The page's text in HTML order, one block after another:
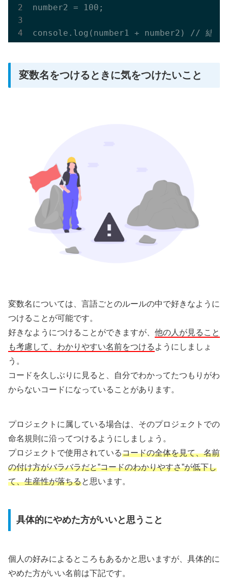
number2 = 100;
変数名をつけるときに気をつけたいこと
変数名については、言語ごとのルールの中で好きなように
つけることが可能です。
好きなようにつけることができますが、 他の人が見ること
も考慮して、わかりやすい名前をつける ようにしましょ
う。
コードを久しぶりに見ると、自分でわかってたつもりがわ
からないコードになっていることがあります。
プロジェクトに属している場合は、そのプロジェクトでの
命名規則に沿ってつけるようにしましょう。
プロジェクトで使用されているコードの全体を見て、名前
の付け方がバラバラだと”コードのわかりやすさ”が低下し
て、生産性が落ちると思います。
具体的にやめた方がいいと思うこと
個人の好みによるところもあるかと思いますが、具体的に
やめた方がいい名前は下記です。